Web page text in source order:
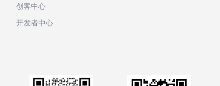
创客中心
开发者中心